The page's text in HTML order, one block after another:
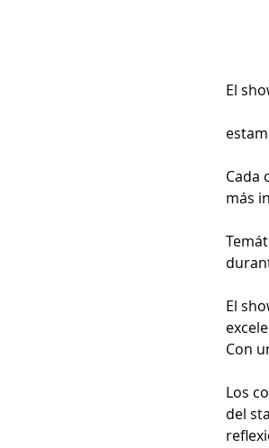
El
Cada
más
El
Con
Los
del